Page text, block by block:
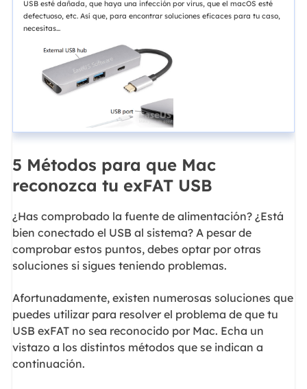
USB esté dañada, que haya una infección por virus, que el macOS esté
defectuoso, etc. Así que, para encontrar soluciones eficaces para tu caso,
necesitas...
5 Métodos para que Mac
reconozca tu exFAT USB
¿Has comprobado la fuente de alimentación? ¿Está
bien conectado el USB al sistema? A pesar de
comprobar estos puntos, debes optar por otras
soluciones si sigues teniendo problemas.
Afortunadamente, existen numerosas soluciones que
puedes utilizar para resolver el problema de que tu
USB exFAT no sea reconocido por Mac. Echa un
vistazo a los distintos métodos que se indican a
continuación.